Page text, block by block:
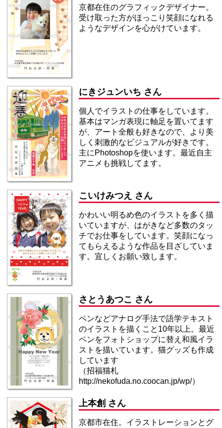
京都在住のグラフィックデザイナー。
受け取った方がほっこり笑顔になれる
ようなデザインを心がけています。
にきジュンいち さん
個人でイラストの仕事をしています。
基本はマンガ表現に軸足を置いてます
が、アート全般も好きなので、より美
しく刺激的なビジュアルが好きです。
主にPhotoshopを使います。最近自主
アニメも挑戦してます。
こいけみつえ さん
かわいい明るめ色のイラストを多く描
いていますが、はがきなど多数のタッ
チでお仕事をしています。笑顔になっ
てもらえるような作品を目ざしていま
す。宜しくお願い致します。
さとうあつこ さん
ペンなどアナログ手法で語学テキスト
のイラストを描くこと10年以上。最近
ペンをフォトショップに替え和風イラ
ストを描いています。猫グッズも作成
しています
（招福猫札
http://nekofuda.no.coocan.jp/wp/）
上本創 さん
京都市在住。イラストレーションとグ